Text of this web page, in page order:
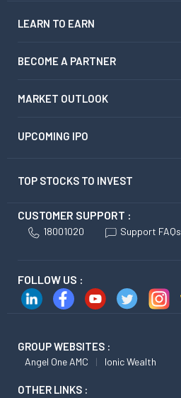
LEARN TO EARN
BECOME A PARTNER
MARKET OUTLOOK
UPCOMING IPO
TOP STOCKS TO INVEST
CUSTOMER SUPPORT :
18001020 Support FAQs
FOLLOW US :
GROUP WEBSITES :
Angel One AMC Ionic Wealth
OTHER LINKS :